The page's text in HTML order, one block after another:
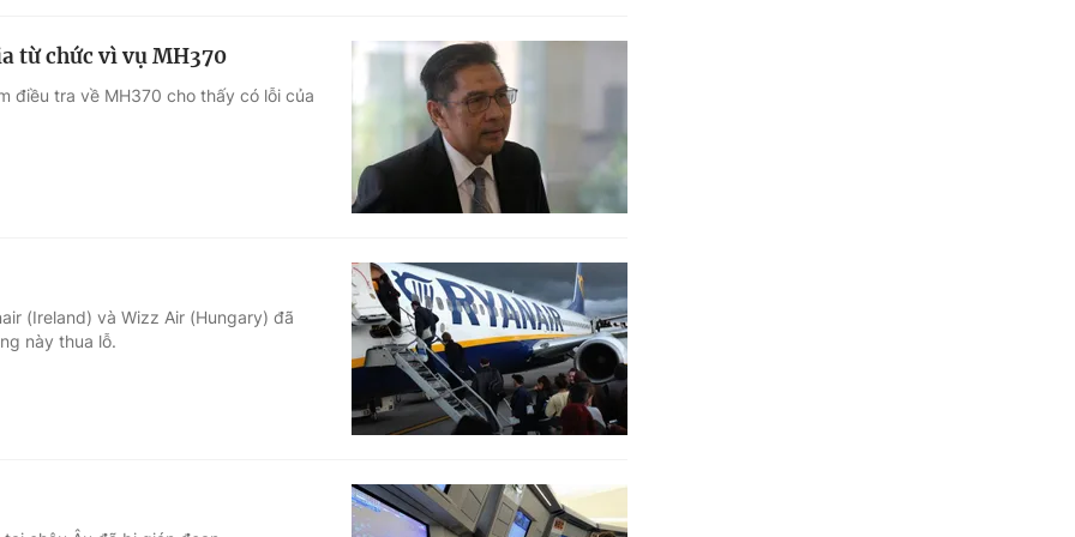
từ chức vì vụ MH370
điều tra về MH370 cho thấy có lỗi của
(Ireland) và Wizz Air (Hungary) đã
này thua lỗ.